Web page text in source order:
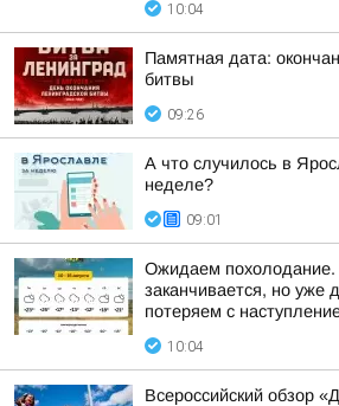
10:04
Памятная дата:
битвы
09:26
А что случилось в
неделе?
09:01
Ожидаем
заканчивается, но уже
потеряем с
10:04
Всероссийский обзор